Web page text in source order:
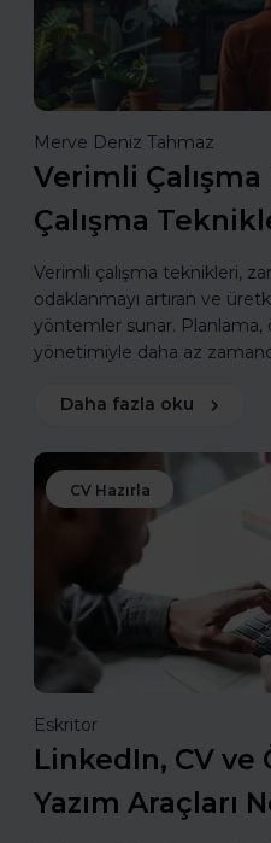
Merve Deniz Tahmaz
Verimli
Çalışma
Verimli çalışma teknikleri,
odaklanmayı artıran ve
yöntemler sunar.
yönetimiyle daha az
Daha fazla oku
CV Hazırla
Eskritor
LinkedIn, CV ve
Yazım Araçları